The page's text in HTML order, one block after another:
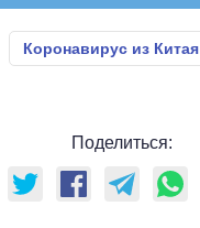
Коронавирус из Китая
Поделиться: